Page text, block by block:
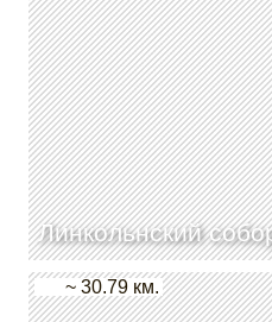
Линкольнский
~ 30.79 км.